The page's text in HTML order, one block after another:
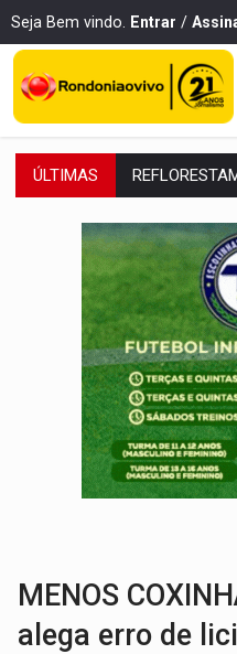
Seja Bem vindo. Entrar /
ÚLTIMAS OVNIS NA
ACABOU
VÍDEO: Ladrão
BOLSAS DE
MATERIAL:
VÍDEO:Serpente
HOMENAGEM:
VÍDEO:Líder
MENOS
alega erro de